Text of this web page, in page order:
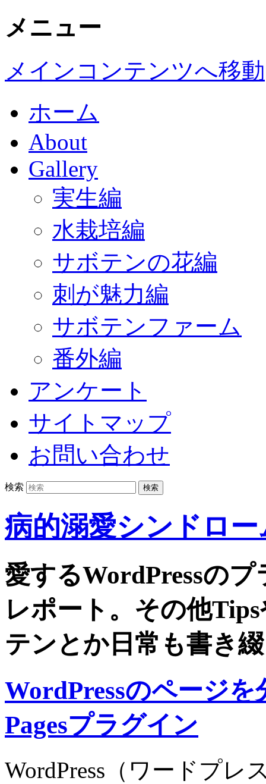
メニュー
メインコンテンツへ移動
ホーム
About
Gallery
実生編
水栽培編
サボテンの花編
刺が魅力編
サボテンファーム
番外編
アンケート
サイトマップ
お問い合わせ
検索
病的溺愛シンドロー
愛するWordPressの
レポート。その他
テンとか日常も書き
WordPressのページ
Pagesプラグイン
WordPress（ワードプ